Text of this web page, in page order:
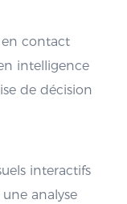
en contact
intelligence
de décision
interactifs
analyse